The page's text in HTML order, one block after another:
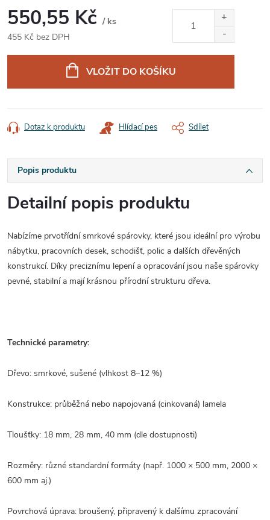
550,55 Kč / ks
455 Kč bez DPH
VLOŽIT DO KOŠÍKU
Dotaz k produktu Hlídací pes Sdílet
Popis produktu
Detailní popis produktu
Nabízíme prvotřídní smrkové spárovky, které jsou ideální pro výrobu
nábytku, pracovních desek, schodišť, polic a dalších dřevěných
konstrukcí. Díky preciznímu lepení a opracování jsou naše spárovky
pevné, stabilní a mají krásnou přírodní strukturu dřeva.
Technické parametry:
Dřevo: smrkové, sušené (vlhkost 8–12 %)
Konstrukce: průběžná nebo napojovaná (cinkovaná) lamela
Tloušťky: 18 mm, 28 mm, 40 mm (dle dostupnosti)
Rozměry: různé standardní formáty (např. 1000 × 500 mm, 2000 ×
600 mm aj.)
Povrchová úprava: broušený, připravený k dalšímu zpracování